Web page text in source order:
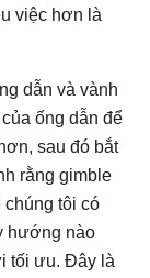
việc hơn là
dẫn và vành
ống dẫn để
sau đó bắt
rằng gimble
chúng tôi có
hướng nào
tối ưu. Đây là